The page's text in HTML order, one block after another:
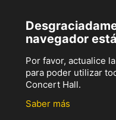
navegador
Por favor, actualice
para poder utilizar
Concert Hall.
Saber más